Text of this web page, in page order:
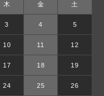
木 金 土
3 4 5
10 11 12
17 18 19
24 25 26